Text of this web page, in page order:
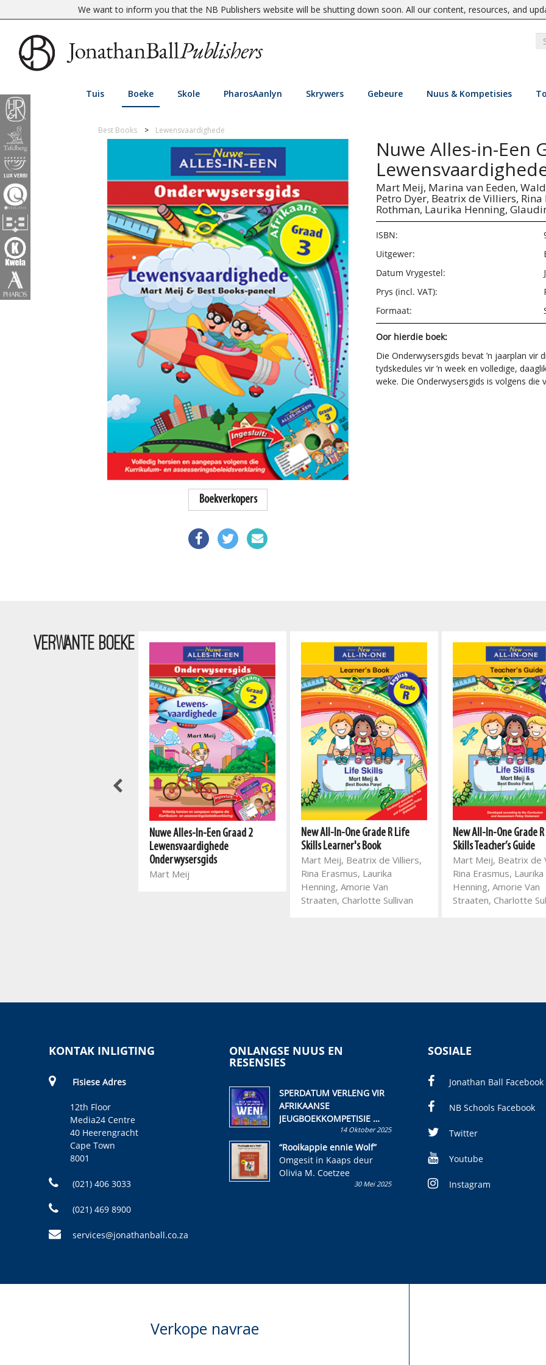
We want to inform you that the NB Publishers website will be shutting down soon. All our content, resources, and
Tuis Boeke Skole PharosAanlyn Skrywers Gebeure Nuus & Kompetisies
Best Books Lewensvaardighede
Boekverkopers
Nuwe Alles-in-Een
Mart Meij, Marina van Eeden,
Petro Dyer, Beatrix de Villiers, Rina
Rothman, Laurika Henning,
ISBN:
Uitgewer:
Datum Vrygestel:
Prys (incl. VAT):
Formaat:
Oor hierdie boek:
Die Onderwysersgids bevat ’n jaarplan
tydskedules vir ’n week en volledige,
weke. Die Onderwysersgids is volgens die
VERWANTE BOEKE
Nuwe Alles-In-Een Graad 2
Lewensvaardighede
Onderwysersgids
Mart Meij
New All-In-One Grade R Life
Skills Learner's Book
Mart Meij, Beatrix de Villiers,
Rina Erasmus, Laurika
Henning, Amorie Van
Straaten, Charlotte Sullivan
New All-In-One Grade
Skills Teacher’s Guide
Mart Meij, Beatrix de
Rina Erasmus, Laurika
Henning, Amorie Van
Straaten, Charlotte
KONTAK INLIGTING
Fisiese Adres
12th Floor
Media24 Centre
40 Heerengracht
Cape Town
8001
(021) 406 3033
(021) 469 8900
services@jonathanball.co.za
ONLANGSE NUUS EN
RESENSIES
SPERDATUM VERLENG VIR
AFRIKAANSE
JEUGBOEKKOMPETISIE
Skryf ’n jeugboek of
kinderboek en staan ’n
kans om R50 000 te wen!
14 Oktober 2025
“Rooikappie ennie Wolf”
Omgesit in Kaaps deur
Olivia M. Coetzee
30 Mei 2025
SOSIALE
Jonathan Ball Facebook
NB Schools Facebook
Twitter
Youtube
Instagram
Verkope navrae